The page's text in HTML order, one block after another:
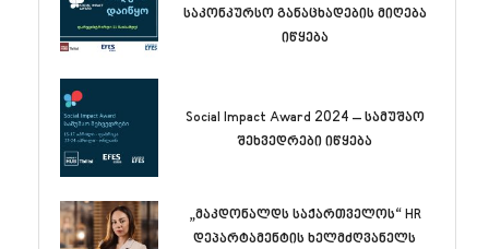
საკონკურსო განაცხადების მიღება
იწყება
Social Impact Award 2024 – სამუშაო
შეხვედრები იწყება
„მაკდონალდს საქართველოს“ HR
დეპარტამენტის ხელმძღვანელს